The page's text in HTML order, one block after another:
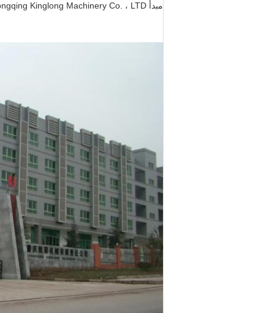
مبدأ Chongqing Kinglong Machinery Co. ، LTD مكرس لتوفير منتجات من الدرجة الأولى وخدمات مرضية بعد البيع.